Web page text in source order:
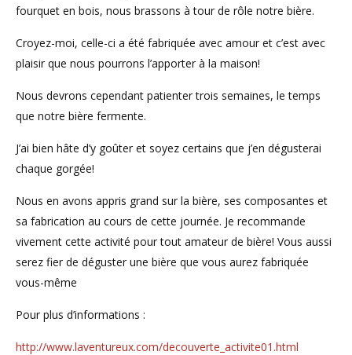
fourquet en bois, nous brassons à tour de rôle notre bière.
Croyez-moi, celle-ci a été fabriquée avec amour et c’est avec
plaisir que nous pourrons l’apporter à la maison!
Nous devrons cependant patienter trois semaines, le temps
que notre bière fermente.
J’ai bien hâte d’y goûter et soyez certains que j’en dégusterai
chaque gorgée!
Nous en avons appris grand sur la bière, ses composantes et
sa fabrication au cours de cette journée. Je recommande
vivement cette activité pour tout amateur de bière! Vous aussi
serez fier de déguster une bière que vous aurez fabriquée
vous-même
Pour plus d’informations :
http://www.laventureux.com/decouverte_activite01.html